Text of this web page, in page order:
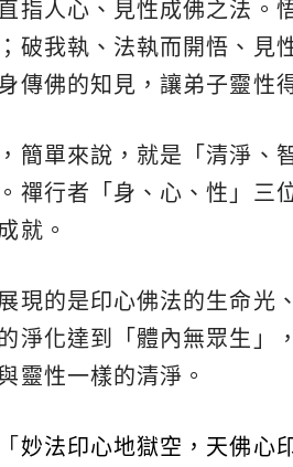
指人心、見性成佛之法。
破我執、法執而開悟、見
傳佛的知見，讓弟子靈性
簡單來說，就是「清淨、
禪行者「身、心、性」三
就。
現的是印心佛法的生命光
淨化達到「體內無眾生」
靈性一樣的清淨。
妙法印心地獄空，天佛心